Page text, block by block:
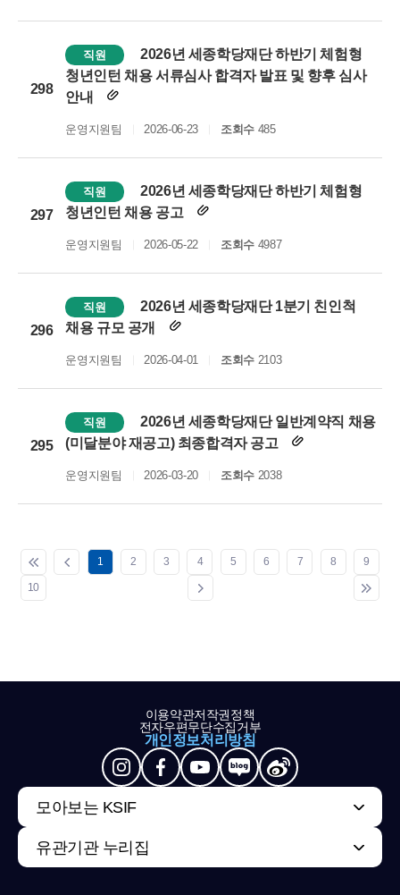
298
직원
2026년 세종학당재단 하반기 체험형
청년인턴 채용 서류심사 합격자 발표 및 향후 심사
안내
운영지원팀 2026-06-23 조회수485
297
직원
2026년 세종학당재단 하반기 체험형
청년인턴 채용 공고
운영지원팀 2026-05-22 조회수4987
296
직원
2026년 세종학당재단 1분기 친인척
채용 규모 공개
운영지원팀 2026-04-01 조회수2103
295
직원
2026년 세종학당재단 일반계약직 채용
(미달분야 재공고) 최종합격자 공고
운영지원팀 2026-03-20 조회수2038
1 2 3 4 5 6 7 8 9
10
이용약관저작권정책
전자우편무단수집거부
개인정보처리방침
모아보는 KSIF
유관기관 누리집